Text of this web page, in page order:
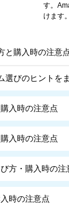
す。
けます。
と購入時の注意
選びのヒントを
入時の注意点
入時の注意点
方・購入時の注
時の注意点